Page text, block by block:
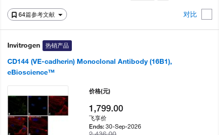
64篇参考文献 对比
Invitrogen 热销产品
CD144 (VE-cadherin) Monoclonal Antibody (16B1),
eBioscience™
价格(元)
1,799.00
飞享价
Ends:30-Sep-2026